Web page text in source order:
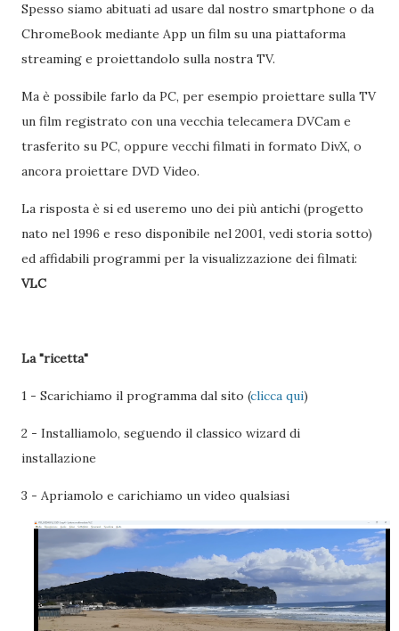
Spesso siamo abituati ad usare dal nostro smartphone o da
ChromeBook mediante App un film su una piattaforma
streaming e proiettandolo sulla nostra TV.
Ma è possibile farlo da PC, per esempio proiettare sulla TV
un film registrato con una vecchia telecamera DVCam e
trasferito su PC, oppure vecchi filmati in formato DivX, o
ancora proiettare DVD Video.
La risposta è si ed useremo uno dei più antichi (progetto
nato nel 1996 e reso disponibile nel 2001, vedi storia sotto)
ed affidabili programmi per la visualizzazione dei filmati:
VLC
La "ricetta"
1 - Scarichiamo il programma dal sito (clicca qui)
2 - Installiamolo, seguendo il classico wizard di
installazione
3 - Apriamolo e carichiamo un video qualsiasi